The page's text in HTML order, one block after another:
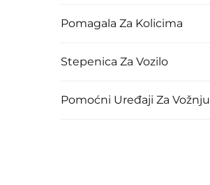
Pomagala Za Kolicima
Stepenica Za Vozilo
Pomoćni Uređaji Za Vožnju